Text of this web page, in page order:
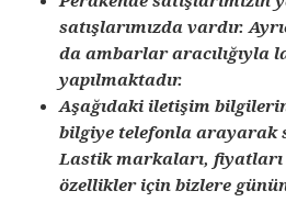
satışlarımızda vardır.
da ambarlar aracılığıyla
yapılmaktadır.
Aşağıdaki iletişim
bilgiye telefonla arayarak
Lastik markaları,
özellikler için bizlere